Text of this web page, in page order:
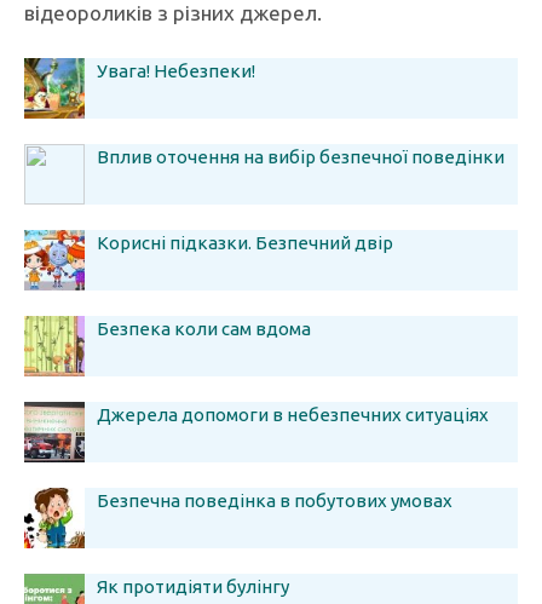
відеороликів з різних джерел.
Увага! Небезпеки!
Вплив оточення на вибір безпечної поведінки
Корисні підказки. Безпечний двір
Безпека коли сам вдома
Джерела допомоги в небезпечних ситуаціях
Безпечна поведінка в побутових умовах
Як протидіяти булінгу